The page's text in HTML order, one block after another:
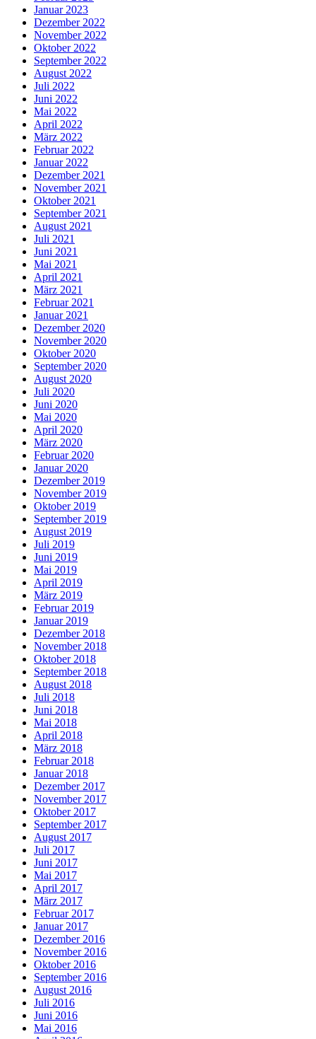
Januar 2023
Dezember 2022
November 2022
Oktober 2022
September 2022
August 2022
Juli 2022
Juni 2022
Mai 2022
April 2022
März 2022
Februar 2022
Januar 2022
Dezember 2021
November 2021
Oktober 2021
September 2021
August 2021
Juli 2021
Juni 2021
Mai 2021
April 2021
März 2021
Februar 2021
Januar 2021
Dezember 2020
November 2020
Oktober 2020
September 2020
August 2020
Juli 2020
Juni 2020
Mai 2020
April 2020
März 2020
Februar 2020
Januar 2020
Dezember 2019
November 2019
Oktober 2019
September 2019
August 2019
Juli 2019
Juni 2019
Mai 2019
April 2019
März 2019
Februar 2019
Januar 2019
Dezember 2018
November 2018
Oktober 2018
September 2018
August 2018
Juli 2018
Juni 2018
Mai 2018
April 2018
März 2018
Februar 2018
Januar 2018
Dezember 2017
November 2017
Oktober 2017
September 2017
August 2017
Juli 2017
Juni 2017
Mai 2017
April 2017
März 2017
Februar 2017
Januar 2017
Dezember 2016
November 2016
Oktober 2016
September 2016
August 2016
Juli 2016
Juni 2016
Mai 2016